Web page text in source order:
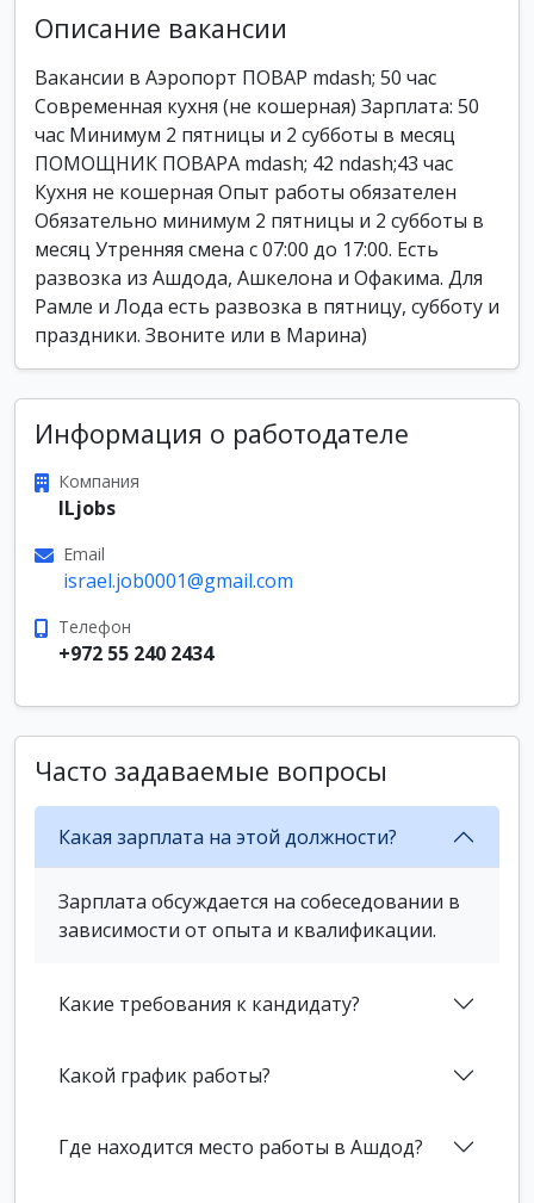
Описание вакансии
Вакансии в Аэропорт ПОВАР mdash; 50 час
Современная кухня (не кошерная) Зарплата: 50
час Минимум 2 пятницы и 2 субботы в месяц
ПОМОЩНИК ПОВАРА mdash; 42 ndash;43 час
Кухня не кошерная Опыт работы обязателен
Обязательно минимум 2 пятницы и 2 субботы в
месяц Утренняя смена с 07:00 до 17:00. Есть
развозка из Ашдода, Ашкелона и Офакима. Для
Рамле и Лода есть развозка в пятницу, субботу и
праздники. Звоните или в Марина)
Информация о работодателе
Компания
ILjobs
Email
israel.job0001@gmail.com
Телефон
+972 55 240 2434
Часто задаваемые вопросы
Какая зарплата на этой должности?
Зарплата обсуждается на собеседовании в
зависимости от опыта и квалификации.
Какие требования к кандидату?
Какой график работы?
Где находится место работы в Ашдод?